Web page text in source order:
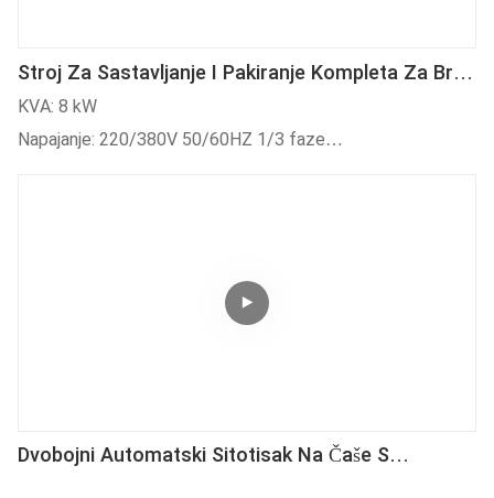
Stroj Za Sastavljanje I Pakiranje Kompleta Za Brzo
Testiranje (dvostruke Šine)
KVA: 8 kW
Napajanje: 220/380V 50/60HZ 1/3 faze
Dvobojni Automatski Sitotisak Na Čaše S